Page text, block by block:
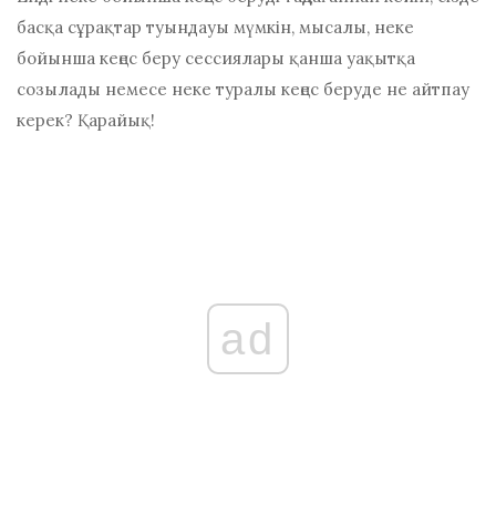
басқа сұрақтар туындауы мүмкін, мысалы, неке
бойынша кеңес беру сессиялары қанша уақытқа
созылады немесе неке туралы кеңес беруде не айтпау
керек? Қарайық!
ad